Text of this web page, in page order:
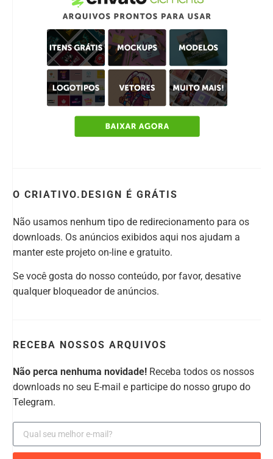
O CRIATIVO.DESIGN É GRÁTIS
Não usamos nenhum tipo de redirecionamento para os
downloads. Os anúncios exibidos aqui nos ajudam a
manter este projeto on-line e gratuito.
Se você gosta do nosso conteúdo, por favor, desative
qualquer bloqueador de anúncios.
RECEBA NOSSOS ARQUIVOS
Não perca nenhuma novidade! Receba todos os nossos
downloads no seu E-mail e participe do nosso grupo do
Telegram.